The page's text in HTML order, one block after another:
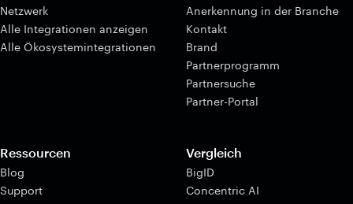
Netzwerk
Alle Integrationen anzeigen
Alle Ökosystemintegrationen
Anerkennung in der Branche
Kontakt
Brand
Partnerprogramm
Partnersuche
Partner-Portal
Ressourcen
Blog
Support
Vergleich
BigID
Concentric AI